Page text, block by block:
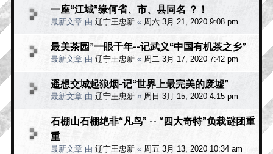
一座“江城”缘何省、市、县同名 ？！
最新文章 由 辽宁王忠新 « 周六 3月 21, 2020 9:08 pm
最美茶园”一眼千年--记武义“中国有机茶之乡”
最新文章 由 辽宁王忠新 « 周二 3月 17, 2020 7:42 pm
遥想交城起狼烟-记“世界上最完美的废墟”
最新文章 由 辽宁王忠新 « 周日 3月 15, 2020 4:15 pm
石棚山石棚绝非“凡鸟” -- “四大奇特”负载谜团重
重
最新文章 由 辽宁王忠新 « 周五 3月 13, 2020 10:34 am